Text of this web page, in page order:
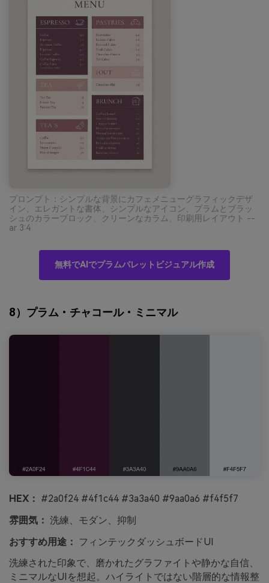
プロンプト：シンプルな背景にカフェメニューグラフィックデザ
イン、エレガントな書体、シンプルなアイコン、プラムとブラッ
シュのカラーブロック、クリーンなカラム、印刷用レイアウト --
ar 3:4
無料でAIでプラムパレットビジュアル作成
8）プラム・チャコール・ミニマル
HEX： #2a0f24 #4f1c44 #3a3a40 #9aa0a6 #f4f5f7
雰囲気： 洗練、モダン、抑制
おすすめ用途：
フィンテックダッシュボードUI
洗練された印象で、磨かれたグラファイトや静かな自信、
ミニマルなUIを想起。ハイライトではない階層的な情報整